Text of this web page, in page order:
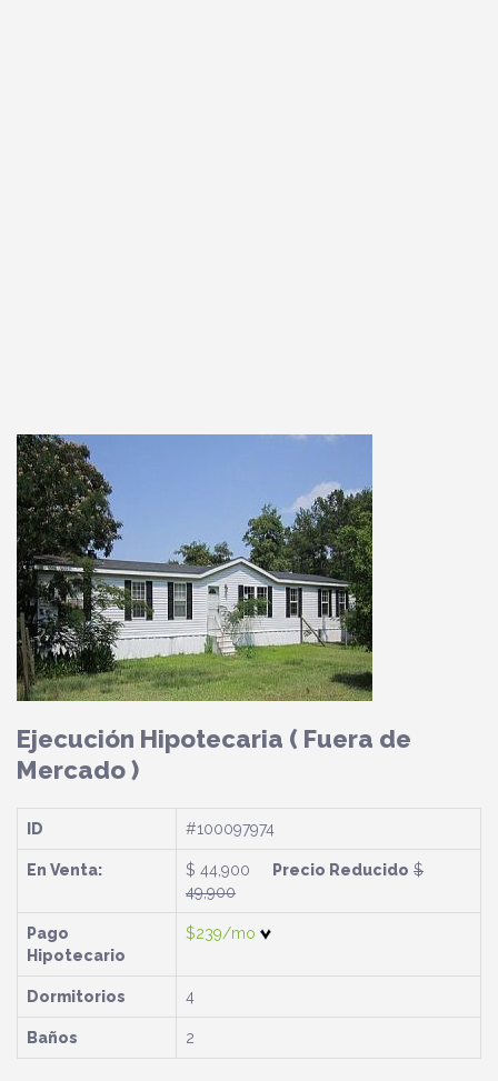
Ejecución Hipotecaria ( Fuera de
Mercado )
ID #100097974
En Venta: $ 44,900 Precio Reducido $
49,900
Pago
Hipotecario
$239/mo
Dormitorios 4
Baños 2